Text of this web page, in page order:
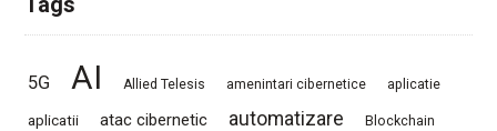
5G AI Allied Telesis amenintari cibernetice aplicatie
aplicatii atac cibernetic automatizare Blockchain